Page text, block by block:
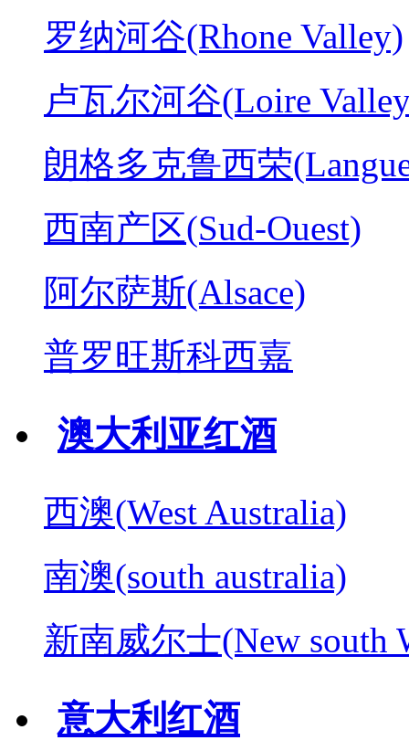
罗纳河谷(Rhone Valley)
卢瓦尔河谷(Loire
朗格多克鲁西荣
西南产区(Sud-Ouest)
阿尔萨斯(Alsace)
普罗旺斯科西嘉
澳大利亚红酒
西澳(West Australia)
南澳(south australia)
新南威尔士(New south
意大利红酒